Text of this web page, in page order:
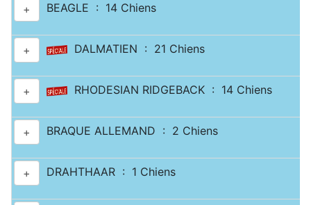
+ BEAGLE : 14 Chiens
+ DALMATIEN : 21 Chiens
+ RHODESIAN RIDGEBACK : 14 Chiens
+ BRAQUE ALLEMAND : 2 Chiens
+ DRAHTHAAR : 1 Chiens